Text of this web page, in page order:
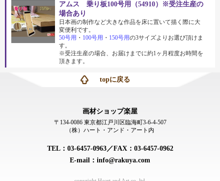
アムス 乗り板100号用（54910）※受注生産の
場合あり
日本画の制作など大きな作品を床に置いて描く際に大
変便利です。
50号用 ・ 100号用 ・ 150号用の3サイズよりお選び頂けま
す。
※受注生産の場合、お届けまでに約1ヶ月程度お時間を
頂きます。
topに戻る
画材ショップ楽屋
〒134-0086 東京都江戸川区臨海町3-6-4-507
（株）ハート・アンド・アート内
TEL：03-6457-0963／FAX：03-6457-0962
E-mail：info@rakuya.com